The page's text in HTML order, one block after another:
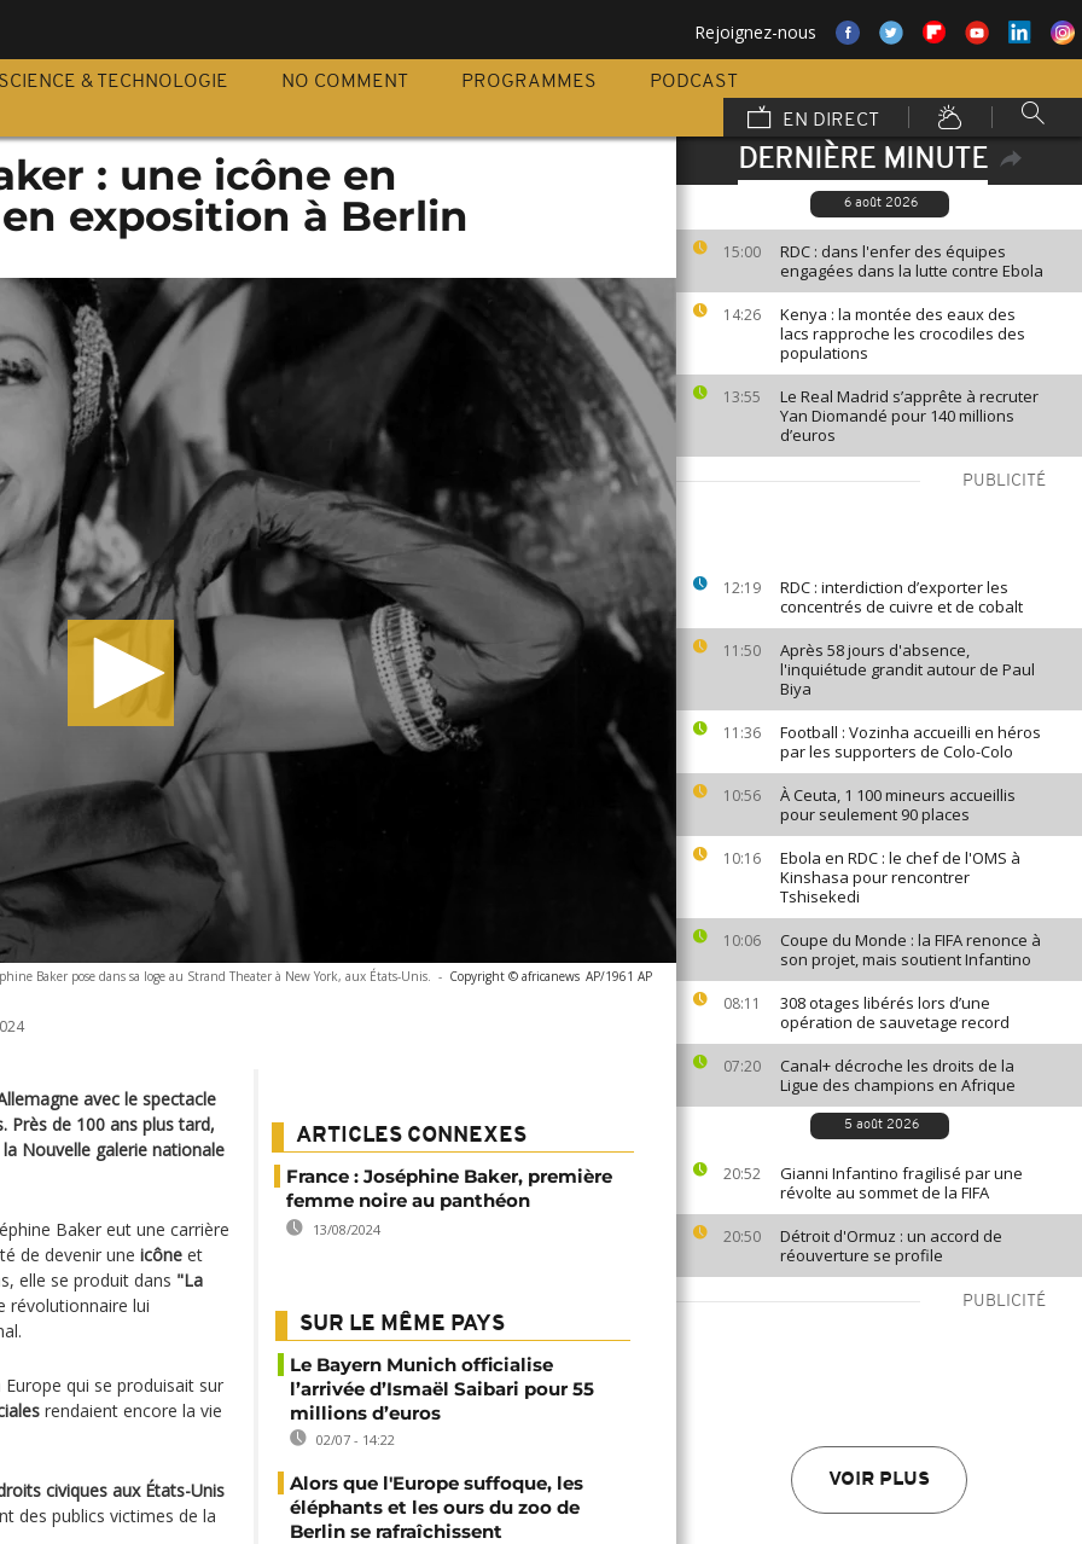
Rejoignez-nous
SCIENCE & TECHNOLOGIE NO COMMENT PROGRAMMES
PODCAST
EN DIRECT
DERNIÈRE MINUTE
6 août 2026
15:00
RDC : dans l'enfer des équipes
engagées dans la lutte contre Ebola
14:26
Kenya : la montée des eaux des
lacs rapproche les crocodiles des
populations
13:55
Le Real Madrid s’apprête à recruter
Yan Diomandé pour 140 millions
d’euros
PUBLICITÉ
12:19
RDC : interdiction d’exporter les
concentrés de cuivre et de cobalt
11:50
Après 58 jours d'absence,
l'inquiétude grandit autour de Paul
Biya
11:36
Football : Vozinha accueilli en héros
par les supporters de Colo-Colo
10:56
À Ceuta, 1 100 mineurs accueillis
pour seulement 90 places
10:16
Ebola en RDC : le chef de l'OMS à
Kinshasa pour rencontrer
Tshisekedi
10:06
Coupe du Monde : la FIFA renonce à
son projet, mais soutient Infantino
08:11
308 otages libérés lors d’une
opération de sauvetage record
07:20
Canal+ décroche les droits de la
Ligue des champions en Afrique
5 août 2026
20:52
Gianni Infantino fragilisé par une
révolte au sommet de la FIFA
20:50
Détroit d'Ormuz : un accord de
réouverture se profile
PUBLICITÉ
VOIR PLUS
: une icône en
exposition à Berlin
Baker pose dans sa loge au Strand Theater à New York, aux États-Unis. - Copyright © africanews AP/1961 AP
avec le spectacle
Près de 100 ans plus tard,
Nouvelle galerie nationale
Baker eut une carrière
de devenir une icône et
elle se produit dans "La
révolutionnaire lui
qui se produisait sur
rendaient encore la vie
civiques aux États-Unis
des publics victimes de la
ARTICLES CONNEXES
France : Joséphine Baker, première
femme noire au panthéon
13/08/2024
SUR LE MÊME PAYS
Le Bayern Munich officialise
l’arrivée d’Ismaël Saibari pour 55
millions d’euros
02/07 - 14:22
Alors que l'Europe suffoque, les
éléphants et les ours du zoo de
Berlin se rafraîchissent